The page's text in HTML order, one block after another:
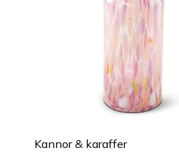
Kannor & karaffer